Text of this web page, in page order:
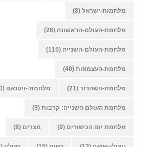
מלחמות-ישראל (8)
מלחמת-העולם-הראשונה (26)
מלחמת-העולם-השנייה (115)
מלחמת-העצמאות (40)
מלחמת-השחרור (21) מלחמת -ויטנאם (10)
מלחמת העולם השנייה: קרבות (9)
מלחמת יום הכיפורים (9) מצרים (8)